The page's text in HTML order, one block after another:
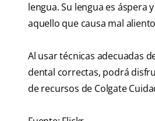
lengua. Su lengua es
aquello que causa mal
Al usar técnicas adecuadas
dental correctas, podrá
de recursos de Colgate